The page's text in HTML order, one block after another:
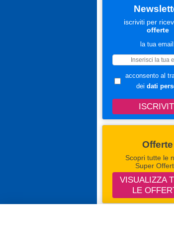
iscriviti per
offerte
la tua
acconsento al
dei dati
Offerte
Scopri tutte le
Super
VISUALIZZA
LE